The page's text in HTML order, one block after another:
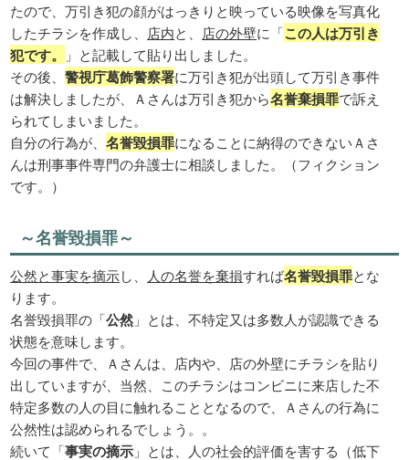
たので、万引き犯の顔がはっきりと映っている映像を写真化
したチラシを作成し、 店内と、 店の外壁に「この人は万引き
犯です。
」と記載して貼り出しました。
その後、警視庁葛飾警察署に万引き犯が出頭して万引き事件
は解決しましたが、Ａさんは万引き犯から名誉棄損罪で訴え
られてしまいました。
自分の行為が、名誉毀損罪になることに納得のできないＡさ
んは刑事事件専門の弁護士に相談しました。（フィクション
です。）
～名誉毀損罪～
公然と事実を摘示し、 人の名誉を棄損すれば名誉毀損罪とな
ります。
名誉毀損罪の「公然 」とは、不特定又は多数人が認識できる
状態を意味します。
今回の事件で、Ａさんは、店内や、店の外壁にチラシを貼り
出していますが、当然、このチラシはコンビニに来店した不
特定多数の人の目に触れることとなるので、Ａさんの行為に
公然性は認められるでしょう。。
続いて「事実の摘示 」とは、人の社会的評価を害する（低下